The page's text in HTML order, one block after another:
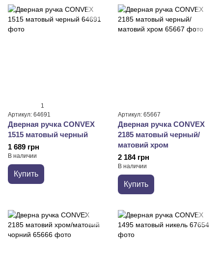
1
Артикул: 64691
Дверная ручка CONVEX
1515 матовый черный
1 689 грн
В наличии
Купить
Артикул: 65667
Дверная ручка CONVEX
2185 матовый черный/
матовий хром
2 184 грн
В наличии
Купить